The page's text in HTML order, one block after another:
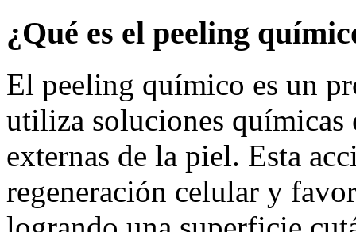
¿Qué es el peeling
El peeling químico es un
utiliza soluciones químicas
externas de la piel. Esta
regeneración celular y